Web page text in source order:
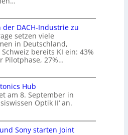
DACH-Industrie zu
setzen viele
in Deutschland,
bereits KI ein: 43%
Pilotphase, 27%…
Hub
am 8. September in
Optik II‘ an.
Sony starten Joint